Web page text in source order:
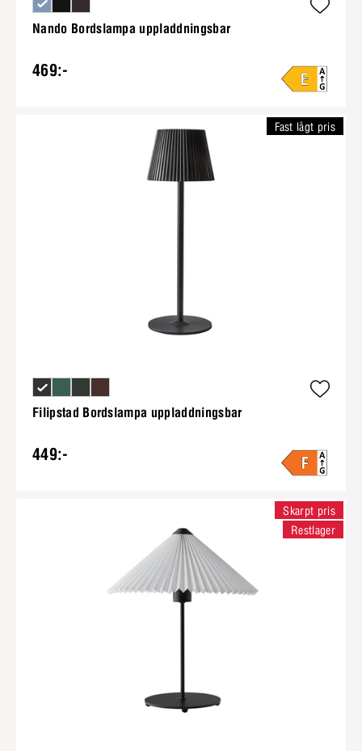
Nando Bordslampa uppladdningsbar
469:-
Filipstad Bordslampa uppladdningsbar
449:-
Fast lågt pris
Skarpt pris
Restlager